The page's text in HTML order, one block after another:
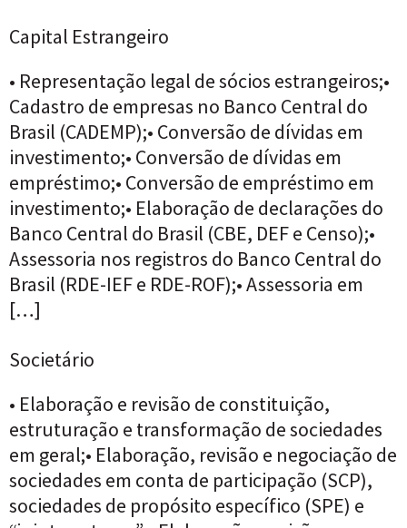
Capital Estrangeiro
• Representação legal de sócios estrangeiros;•
Cadastro de empresas no Banco Central do
Brasil (CADEMP);• Conversão de dívidas em
investimento;• Conversão de dívidas em
empréstimo;• Conversão de empréstimo em
investimento;• Elaboração de declarações do
Banco Central do Brasil (CBE, DEF e Censo);•
Assessoria nos registros do Banco Central do
Brasil (RDE-IEF e RDE-ROF);• Assessoria em
[…]
Societário
• Elaboração e revisão de constituição,
estruturação e transformação de sociedades
em geral;• Elaboração, revisão e negociação de
sociedades em conta de participação (SCP),
sociedades de propósito específico (SPE) e